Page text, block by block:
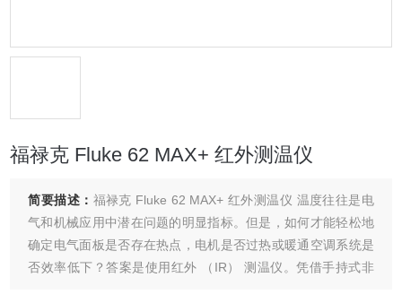
福禄克 Fluke 62 MAX+ 红外测温仪
简要描述： 福禄克 Fluke 62 MAX+ 红外测温仪 温度往往是电
气和机械应用中潜在问题的明显指标。但是，如何才能轻松地
确定电气面板是否存在热点，电机是否过热或暖通空调系统是
否效率低下？答案是使用红外 （IR） 测温仪。凭借手持式非